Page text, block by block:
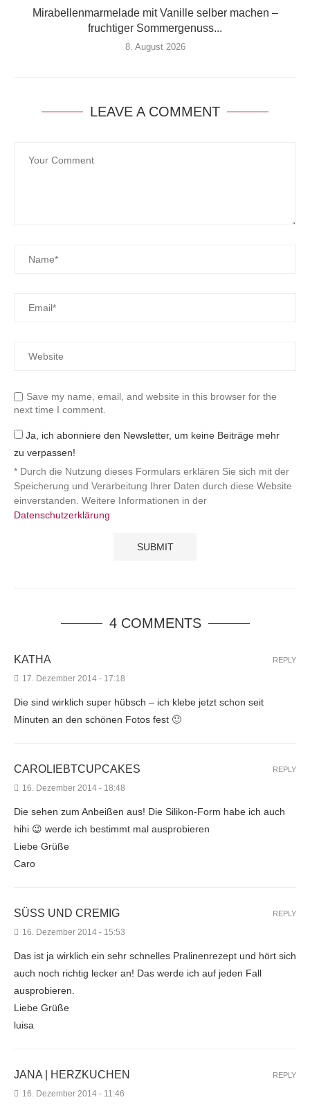
Mirabellenmarmelade mit Vanille selber machen –
fruchtiger Sommergenuss...
8. August 2026
LEAVE A COMMENT
Save my name, email, and website in this browser for the
next time I comment.
Ja, ich abonniere den Newsletter, um keine Beiträge mehr
zu verpassen!
* Durch die Nutzung dieses Formulars erklären Sie sich mit der
Speicherung und Verarbeitung Ihrer Daten durch diese Website
einverstanden. Weitere Informationen in der
Datenschutzerklärung
4 COMMENTS
KATHA
17. Dezember 2014 - 17:18
Die sind wirklich super hübsch – ich klebe jetzt schon seit
Minuten an den schönen Fotos fest 🙂
REPLY
CAROLIEBTCUPCAKES
16. Dezember 2014 - 18:48
Die sehen zum Anbeißen aus! Die Silikon-Form habe ich auch
hihi 😉 werde ich bestimmt mal ausprobieren
Liebe Grüße
Caro
REPLY
SÜSS UND CREMIG
16. Dezember 2014 - 15:53
Das ist ja wirklich ein sehr schnelles Pralinenrezept und hört sich
auch noch richtig lecker an! Das werde ich auf jeden Fall
ausprobieren.
Liebe Grüße
luisa
REPLY
JANA | HERZKUCHEN
16. Dezember 2014 - 11:46
REPLY